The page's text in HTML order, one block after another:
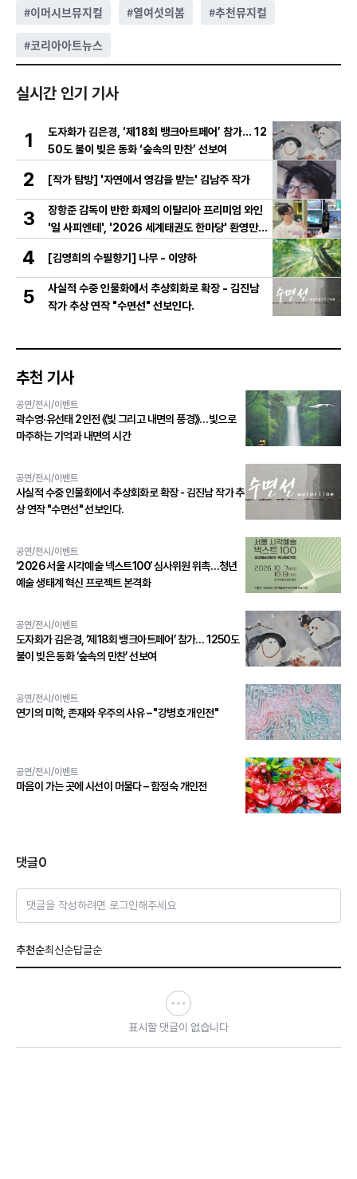
#이머시브뮤지컬 #열여섯의봄 #추천뮤지컬
#코리아아트뉴스
실시간 인기 기사
1
도자화가 김은경, ‘제18회 뱅크아트페어’ 참가… 12
50도 불이 빚은 동화 ‘숲속의 만찬’ 선보여
2 [작가 탐방] '자연에서 영감을 받는' 김남주 작가
3
장항준 감독이 반한 화제의 이탈리아 프리미엄 와인
'일 사피엔테', '2026 세계태권도 한마당' 환영만찬
4 [김영희의 수필향기] 나무 - 이양하
5
사실적 수중 인물화에서 추상회화로 확장 - 김진남
작가 추상 연작 "수면선" 선보인다.
추천 기사
공연/전시/이벤트
곽수영·유선태 2인전 《빛 그리고 내면의 풍경》…빛으로
마주하는 기억과 내면의 시간
공연/전시/이벤트
사실적 수중 인물화에서 추상회화로 확장 - 김진남 작가 추
상 연작 "수면선" 선보인다.
공연/전시/이벤트
‘2026 서울 시각예술 넥스트100’ 심사위원 위촉…청년
예술 생태계 혁신 프로젝트 본격화
공연/전시/이벤트
도자화가 김은경, ‘제18회 뱅크아트페어’ 참가… 1250도
불이 빚은 동화 ‘숲속의 만찬’ 선보여
공연/전시/이벤트
연기의 미학, 존재와 우주의 사유 – "강병호 개인전"
공연/전시/이벤트
마음이 가는 곳에 시선이 머물다 – 함정숙 개인전
댓글0
댓글을 작성하려면 로그인해주세요
추천순최신순답글순
표시할 댓글이 없습니다